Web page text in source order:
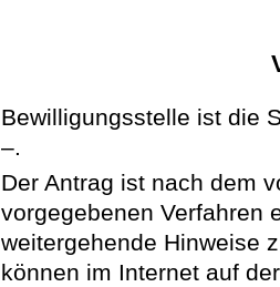
Bewilligungsstelle ist die
–.
Der Antrag ist nach dem
vorgegebenen Verfahren
weitergehende Hinweise
können im Internet auf